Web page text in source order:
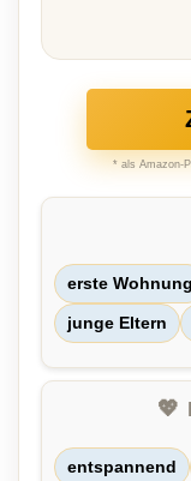
* als Amazon-
erste Wohnung
junge Eltern
💖
entspannend